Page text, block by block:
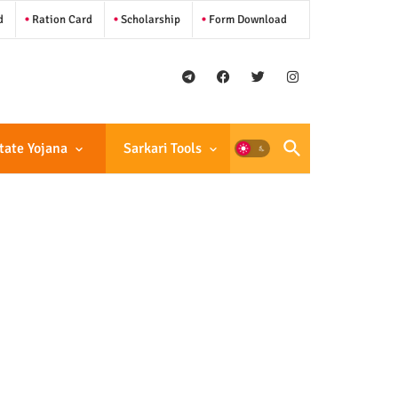
Ration Card Scholarship Form Download
Yojana Sarkari Tools